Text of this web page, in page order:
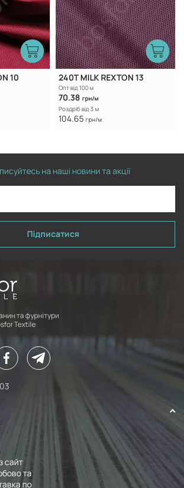
10 240T MILK REXTON 13
Опт від 100 м
70.38 грн/м
Роздріб від 3 м
104.65 грн/м
на наші новини та акції
Підписатися
та фурнітури
Textile
сайт
та
по